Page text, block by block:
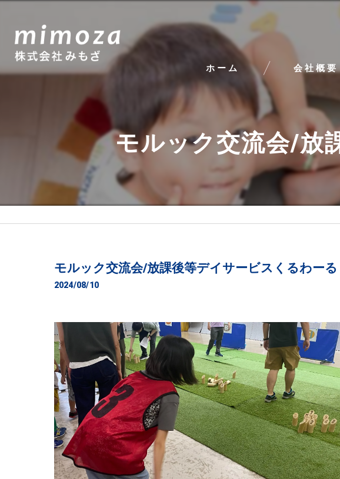
ホーム 会社概要
代表挨拶
ビジョン
求める人物像
モルック交流会/放
モルック交流会/放課後等デイサービスくるわーる
2024/08/10